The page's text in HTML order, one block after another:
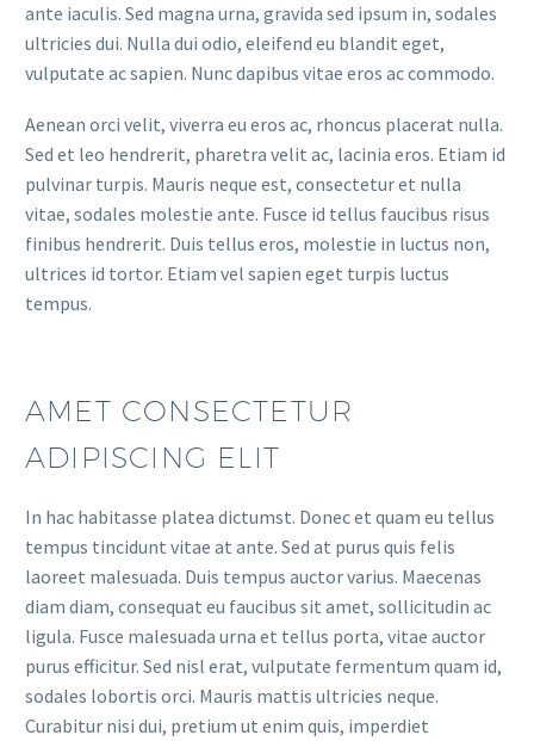
ante iaculis. Sed magna urna, gravida sed ipsum in, sodales
ultricies dui. Nulla dui odio, eleifend eu blandit eget,
vulputate ac sapien. Nunc dapibus vitae eros ac commodo.
Aenean orci velit, viverra eu eros ac, rhoncus placerat nulla.
Sed et leo hendrerit, pharetra velit ac, lacinia eros. Etiam id
pulvinar turpis. Mauris neque est, consectetur et nulla
vitae, sodales molestie ante. Fusce id tellus faucibus risus
finibus hendrerit. Duis tellus eros, molestie in luctus non,
ultrices id tortor. Etiam vel sapien eget turpis luctus
tempus.
AMET CONSECTETUR
ADIPISCING ELIT
In hac habitasse platea dictumst. Donec et quam eu tellus
tempus tincidunt vitae at ante. Sed at purus quis felis
laoreet malesuada. Duis tempus auctor varius. Maecenas
diam diam, consequat eu faucibus sit amet, sollicitudin ac
ligula. Fusce malesuada urna et tellus porta, vitae auctor
purus efficitur. Sed nisl erat, vulputate fermentum quam id,
sodales lobortis orci. Mauris mattis ultricies neque.
Curabitur nisi dui, pretium ut enim quis, imperdiet